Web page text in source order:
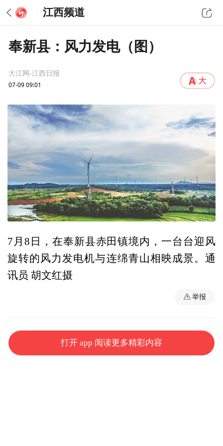
江西频道
奉新县：风力发电（图）
大江网-江西日报
07-09 09:01
7月8日，在奉新县赤田镇境内，一台台迎风
旋转的风力发电机与连绵青山相映成景。通
讯员 胡文红摄
举报
打开 app 阅读更多精彩内容